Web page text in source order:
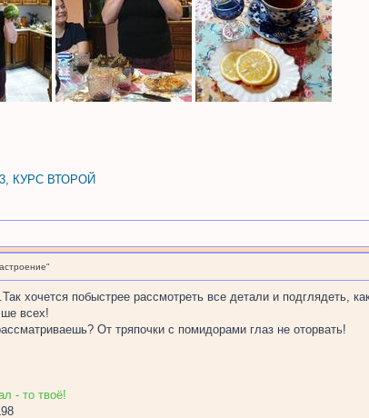
КУРС ВТОРОЙ
хочется побыстрее рассмотреть все детали и подглядеть,
всех!
От тряпочки с помидорами глаз не оторвать!
- то твоё!